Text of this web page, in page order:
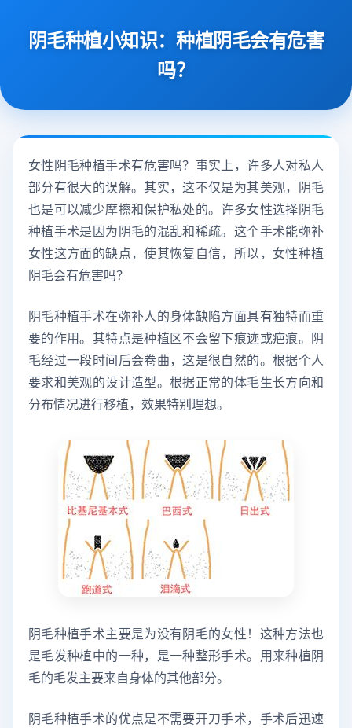
阴毛种植小知识：种植阴毛会有危害
吗？
女性阴毛种植手术有危害吗？事实上，许多人对私人
部分有很大的误解。其实，这不仅是为其美观，阴毛
也是可以减少摩擦和保护私处的。许多女性选择阴毛
种植手术是因为阴毛的混乱和稀疏。这个手术能弥补
女性这方面的缺点，使其恢复自信，所以，女性种植
阴毛会有危害吗？
阴毛种植手术在弥补人的身体缺陷方面具有独特而重
要的作用。其特点是种植区不会留下痕迹或疤痕。阴
毛经过一段时间后会卷曲，这是很自然的。根据个人
要求和美观的设计造型。根据正常的体毛生长方向和
分布情况进行移植，效果特别理想。
阴毛种植手术主要是为没有阴毛的女性！这种方法也
是毛发种植中的一种，是一种整形手术。用来种植阴
毛的毛发主要来自身体的其他部分。
阴毛种植手术的优点是不需要开刀手术，手术后迅速